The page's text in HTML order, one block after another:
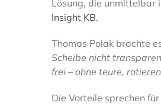
Lösung, die unmittelbar
Insight KB.
Thomas Polak brachte
Scheibe nicht
frei – ohne teure,
Die Vorteile sprechen für